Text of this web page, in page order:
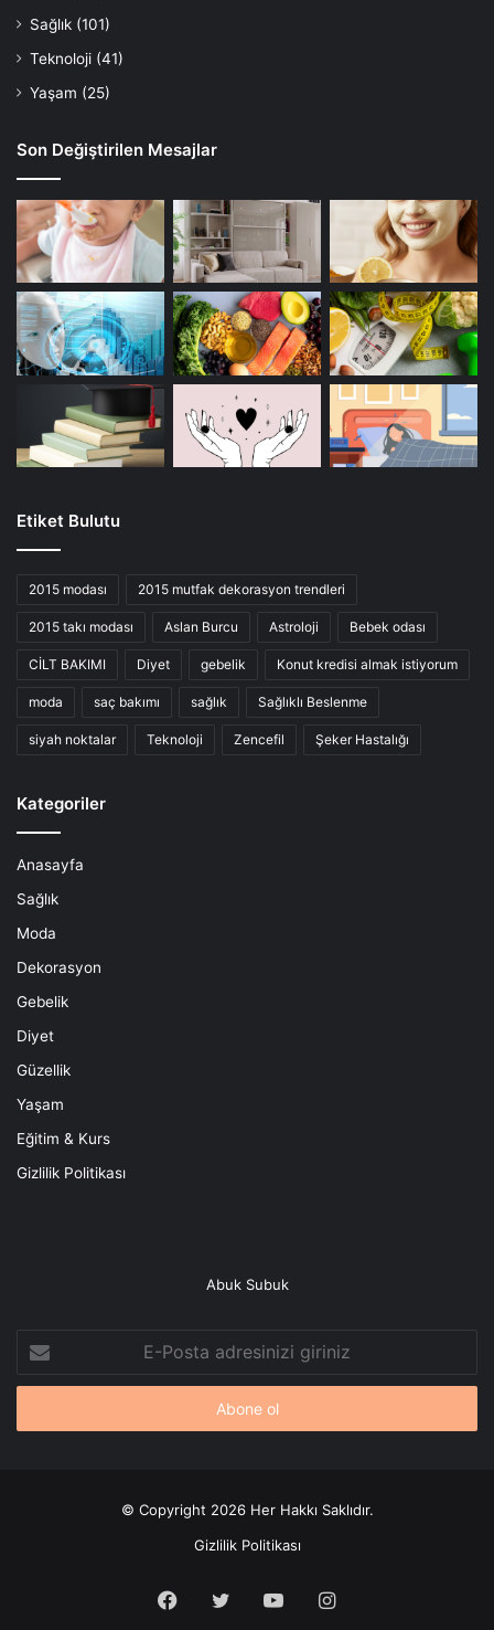
Sağlık (101)
Teknoloji (41)
Yaşam (25)
Son Değiştirilen Mesajlar
Etiket Bulutu
2015 modası 2015 mutfak dekorasyon trendleri
2015 takı modası Aslan Burcu Astroloji Bebek odası
CİLT BAKIMI Diyet gebelik Konut kredisi almak istiyorum
moda saç bakımı sağlık Sağlıklı Beslenme
siyah noktalar Teknoloji Zencefil Şeker Hastalığı
Kategoriler
Anasayfa
Sağlık
Moda
Dekorasyon
Gebelik
Diyet
Güzellik
Yaşam
Eğitim & Kurs
Gizlilik Politikası
Abuk Subuk
Posta
adresinizi
© Copyright 2026 Her Hakkı Saklıdır.
Gizlilik Politikası
Facebook
X YouTubeInstagram